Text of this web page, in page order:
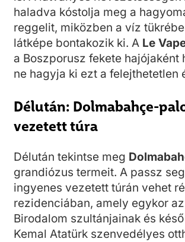
haladva kóstolja meg a
reggelit, miközben a víz
látképe bontakozik ki. A Le
a Boszporusz fekete hajójaként
ne hagyja ki ezt a felejthetetlen
Délután: Dolmabahçe-
vezetett túra
Délután tekintse meg
grandiózus termeit. A passz
ingyenes vezetett túrán vehet
rezidenciában, amely egykor
Birodalom szultánjainak és
Kemal Atatürk szenvedélyes